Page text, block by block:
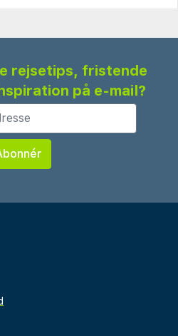
rejsetips, fristende
på e-mail?